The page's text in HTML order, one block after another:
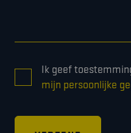
* Ik geef
mijn persoonlijke